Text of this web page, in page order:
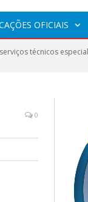
OFICIAIS
técnicos
0